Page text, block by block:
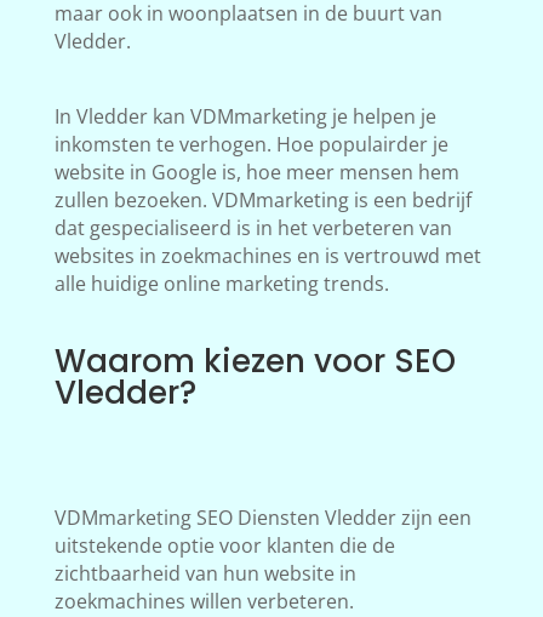
maar ook in woonplaatsen in de buurt van
Vledder.
In Vledder kan VDMmarketing je helpen je
inkomsten te verhogen. Hoe populairder je
website in Google is, hoe meer mensen hem
zullen bezoeken. VDMmarketing is een bedrijf
dat gespecialiseerd is in het verbeteren van
websites in zoekmachines en is vertrouwd met
alle huidige online marketing trends.
Waarom kiezen voor SEO
Vledder?
VDMmarketing SEO Diensten Vledder zijn een
uitstekende optie voor klanten die de
zichtbaarheid van hun website in
zoekmachines willen verbeteren.